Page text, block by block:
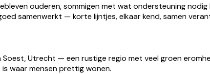
ouderen, sommigen met wat ondersteuning
samenwerkt — korte lijntjes, elkaar kend, samen
Soest, Utrecht — een rustige regio met veel groen
waar mensen prettig wonen.